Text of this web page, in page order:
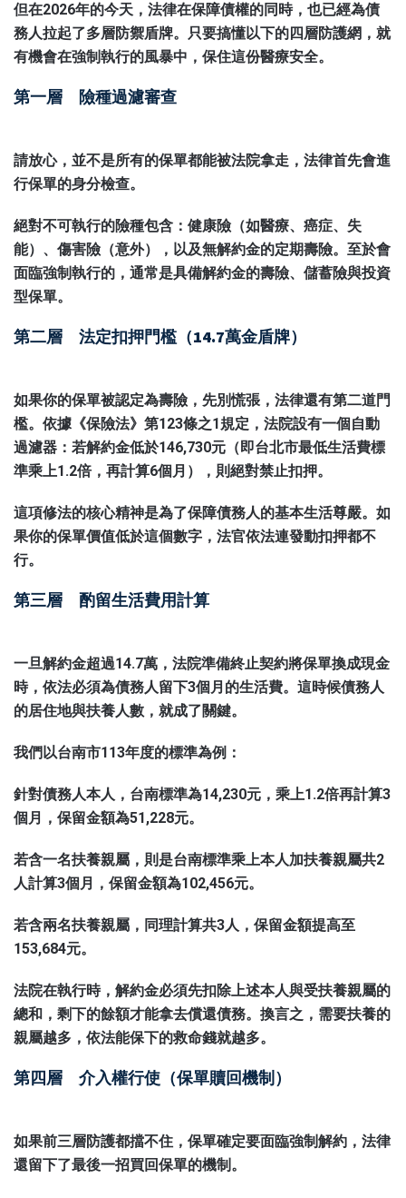
但在2026年的今天，法律在保障債權的同時，也已經為債
務人拉起了多層防禦盾牌。只要搞懂以下的四層防護網，就
有機會在強制執行的風暴中，保住這份醫療安全。
第一層 險種過濾審查
請放心，並不是所有的保單都能被法院拿走，法律首先會進
行保單的身分檢查。
絕對不可執行的險種包含：健康險（如醫療、癌症、失
能）、傷害險（意外），以及無解約金的定期壽險。至於會
面臨強制執行的，通常是具備解約金的壽險、儲蓄險與投資
型保單。
第二層 法定扣押門檻（14.7萬金盾牌）
如果你的保單被認定為壽險，先別慌張，法律還有第二道門
檻。依據《保險法》第123條之1規定，法院設有一個自動
過濾器：若解約金低於146,730元（即台北市最低生活費標
準乘上1.2倍，再計算6個月），則絕對禁止扣押。
這項修法的核心精神是為了保障債務人的基本生活尊嚴。如
果你的保單價值低於這個數字，法官依法連發動扣押都不
行。
第三層 酌留生活費用計算
一旦解約金超過14.7萬，法院準備終止契約將保單換成現金
時，依法必須為債務人留下3個月的生活費。這時候債務人
的居住地與扶養人數，就成了關鍵。
我們以台南市113年度的標準為例：
針對債務人本人，台南標準為14,230元，乘上1.2倍再計算3
個月，保留金額為51,228元。
若含一名扶養親屬，則是台南標準乘上本人加扶養親屬共2
人計算3個月，保留金額為102,456元。
若含兩名扶養親屬，同理計算共3人，保留金額提高至
153,684元。
法院在執行時，解約金必須先扣除上述本人與受扶養親屬的
總和，剩下的餘額才能拿去償還債務。換言之，需要扶養的
親屬越多，依法能保下的救命錢就越多。
第四層 介入權行使（保單贖回機制）
如果前三層防護都擋不住，保單確定要面臨強制解約，法律
還留下了最後一招買回保單的機制。